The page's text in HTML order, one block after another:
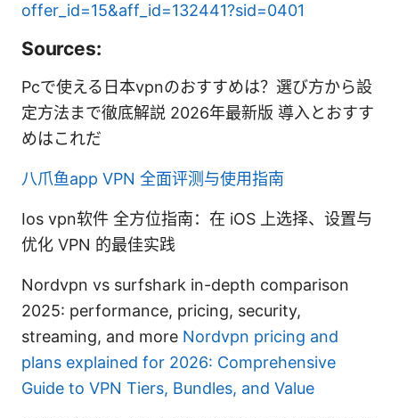
offer_id=15&aff_id=132441?sid=0401
Sources:
Pcで使える日本vpnのおすすめは？選び方から設
定方法まで徹底解説 2026年最新版 導入とおすす
めはこれだ
八爪鱼app VPN 全面评测与使用指南
Ios vpn软件 全方位指南：在 iOS 上选择、设置与
优化 VPN 的最佳实践
Nordvpn vs surfshark in-depth comparison
2025: performance, pricing, security,
streaming, and more Nordvpn pricing and
plans explained for 2026: Comprehensive
Guide to VPN Tiers, Bundles, and Value